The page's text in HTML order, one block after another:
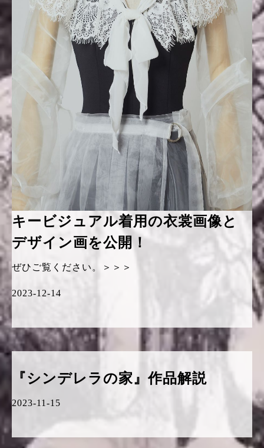
キービジュアル着用の衣裳画像と
デザイン画を公開！
ぜひご覧ください。＞＞＞
2023-12-14
『シンデレラの家』作品解説
2023-11-15